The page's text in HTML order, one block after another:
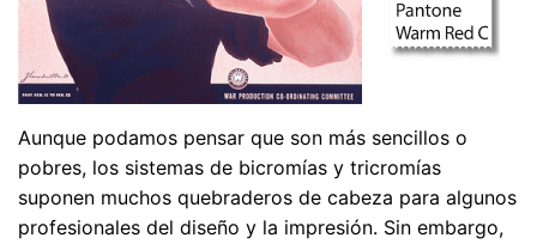
Aunque podamos pensar que son más sencillos o
pobres, los sistemas de bicromías y tricromías
suponen muchos quebraderos de cabeza para algunos
profesionales del diseño y la impresión. Sin embargo,